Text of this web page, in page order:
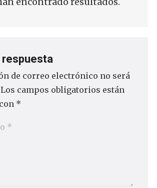
respuesta
de correo electrónico no será
Los campos obligatorios están
*